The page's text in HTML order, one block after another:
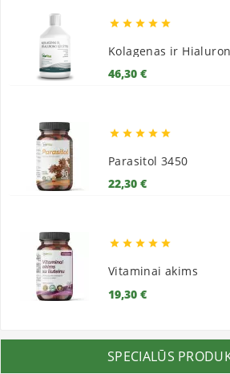
    
Kolagenas ir
46,30 €Kaina
    
Parasitol 3450
22,30 €Kaina
    
Vitaminai akims
19,30 €Kaina
SPECIALŪS